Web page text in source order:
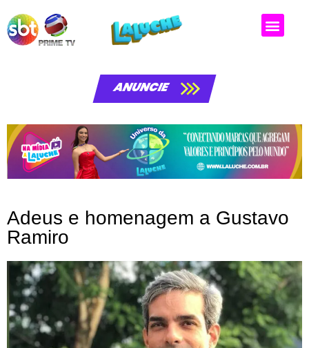
ANUNCIE
Adeus e homenagem a Gustavo
Ramiro